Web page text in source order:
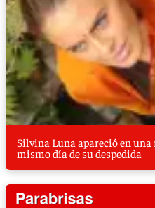
Silvina Luna apareció en
mismo día de su despedida